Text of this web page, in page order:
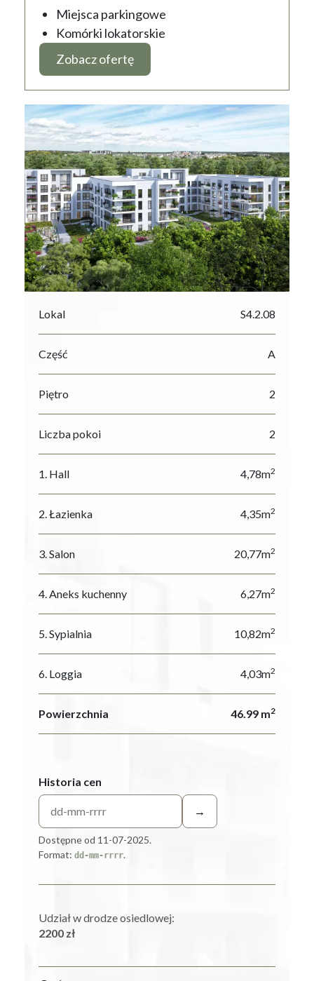
Miejsca parkingowe
Komórki lokatorskie
Zobacz ofertę
Lokal S4.2.08
Część A
Piętro 2
Liczba pokoi 2
1. Hall 4,78m2
2. Łazienka 4,35m2
3. Salon 20,77m2
4. Aneks kuchenny 6,27m2
5. Sypialnia 10,82m2
6. Loggia 4,03m2
Powierzchnia 46.99 m2
Historia cen
→
Dostępne od 11-07-2025.
Format: dd-mm-rrrr.
Udział w drodze osiedlowej:
2200 zł